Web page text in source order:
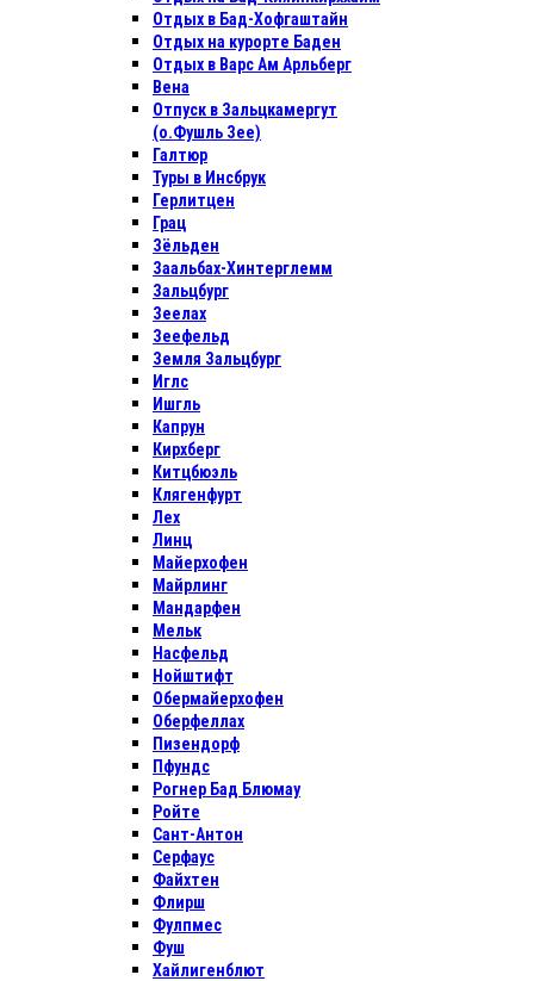
Отдых в Бад-Хофгаштайн
Отдых на курорте Баден
Отдых в Варс Ам Арльберг
Вена
Отпуск в Зальцкамергут
(о.Фушль Зее)
Галтюр
Туры в Инсбрук
Герлитцен
Грац
Зёльден
Заальбах-Хинтерглемм
Зальцбург
Зеелах
Зеефельд
Земля Зальцбург
Иглс
Ишгль
Капрун
Кирхберг
Китцбюэль
Клягенфурт
Лех
Линц
Майерхофен
Майрлинг
Мандарфен
Мельк
Насфельд
Нойштифт
Обермайерхофен
Оберфеллах
Пизендорф
Пфундс
Рогнер Бад Блюмау
Ройте
Сант-Антон
Серфаус
Файхтен
Флирш
Фулпмес
Фуш
Хайлигенблют